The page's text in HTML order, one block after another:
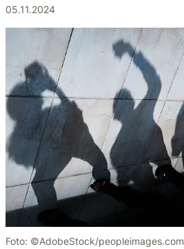
05.11.2024
Foto: ©AdobeStock/peopleimages.com